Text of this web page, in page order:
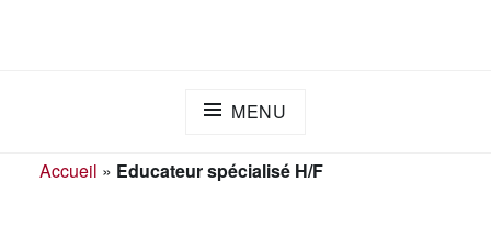
MENU
Accueil » Educateur spécialisé H/F